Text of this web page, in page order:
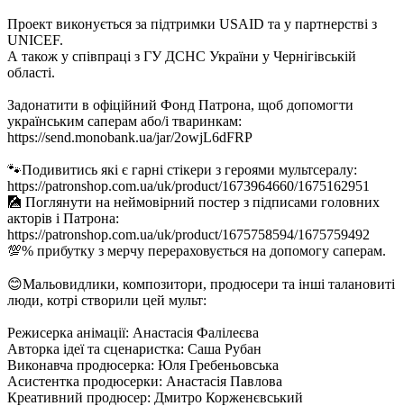
Проект виконується за підтримки USAID та у партнерстві з
UNICEF.
А також у співпраці з ГУ ДСНС України у Чернігівській
області.
Задонатити в офіційний Фонд Патрона, щоб допомогти
українським саперам або/і тваринкам:
https://send.monobank.ua/jar/2owjL6dFRP
🐾Подивитись які є гарні стікери з героями мультсералу:
https://patronshop.com.ua/uk/product/1673964660/1675162951
🎑 Поглянути на неймовірний постер з підписами головних
акторів і Патрона:
https://patronshop.com.ua/uk/product/1675758594/1675759492
💯% прибутку з мерчу перераховується на допомогу саперам.
😊Мальовидлики, композитори, продюсери та інші талановиті
люди, котрі створили цей мульт:
Режисерка анімації: Анастасія Фалілеєва
Авторка ідеї та сценаристка: Саша Рубан
Виконавча продюсерка: Юля Гребеньовська
Асистентка продюсерки: Анастасія Павлова
Креативний продюсер: Дмитро Корженєвський